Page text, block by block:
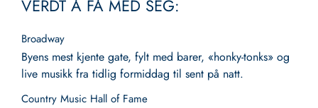
VERDT Å FÅ MED SEG:
Broadway
Byens mest kjente gate, fylt med barer, «honky-tonks» og
live musikk fra tidlig formiddag til sent på natt.
Country Music Hall of Fame